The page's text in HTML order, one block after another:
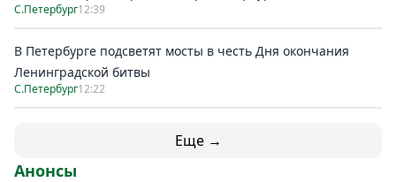
С.Петербург12:39
В Петербурге подсветят мосты в честь Дня окончания
Ленинградской битвы
С.Петербург12:22
Еще →
Анонсы